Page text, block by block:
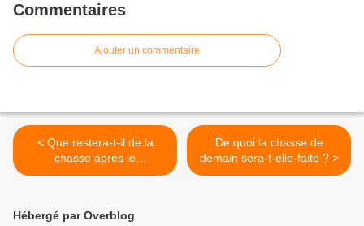
Commentaires
Ajouter un commentaire
< Que restera-t-il de la
chasse après le
quinquennat ?
De quoi la chasse de
demain sera-t-elle-faite ? >
Hébergé par Overblog